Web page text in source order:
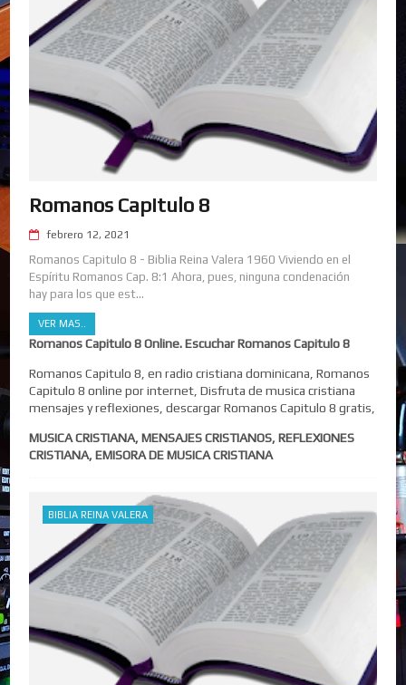
Romanos Capitulo 8
febrero 12, 2021
Romanos Capitulo 8 - Biblia Reina Valera 1960 Viviendo en el
Espíritu Romanos Cap. 8:1 Ahora, pues, ninguna condenación
hay para los que est...
VER MAS..
Romanos Capitulo 8 Online. Escuchar Romanos Capitulo 8
Romanos Capitulo 8, en radio cristiana dominicana, Romanos
Capitulo 8 online por internet, Disfruta de musica cristiana
mensajes y reflexiones, descargar Romanos Capitulo 8 gratis,
MUSICA CRISTIANA, MENSAJES CRISTIANOS, REFLEXIONES
CRISTIANA, EMISORA DE MUSICA CRISTIANA
BIBLIA REINA VALERA